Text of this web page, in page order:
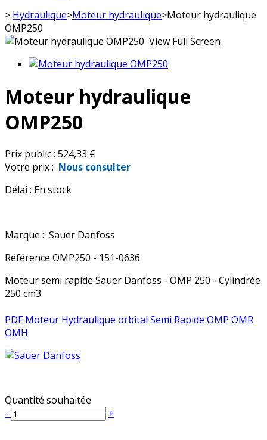
> Hydraulique>Moteur hydraulique>Moteur hydraulique
OMP250
View Full Screen
Moteur hydraulique
OMP250
Prix public : 524,33 €
Votre prix : Nous consulter
Délai : En stock
Marque : Sauer Danfoss
Référence OMP250 - 151-0636
Moteur semi rapide Sauer Danfoss - OMP 250 - Cylindrée
250 cm3
PDF Moteur Hydraulique orbital Semi Rapide OMP OMR
OMH
Quantité souhaitée
-
+